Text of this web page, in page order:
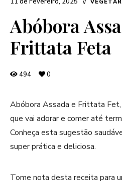
Abóbora
Frittata Feta
494 0
Abóbora Assada e Frittata
que vai adorar e comer até
Conheça esta sugestão
super prática e deliciosa.
Tome nota desta receita para